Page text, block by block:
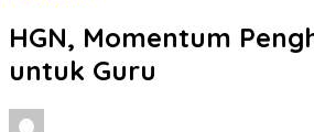
HGN, Momentum
untuk Guru